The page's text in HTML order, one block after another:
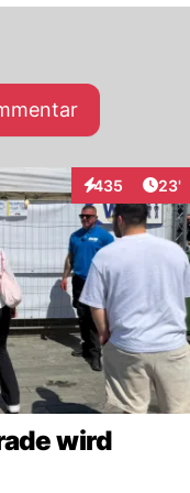
435
Interaktionen
23'
wird